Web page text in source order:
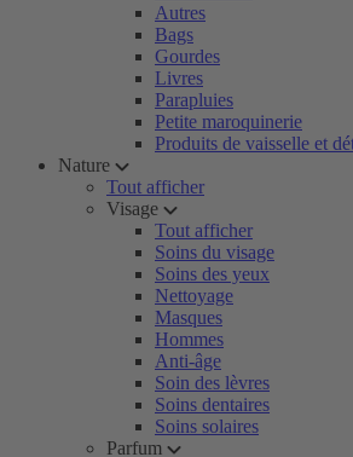
Autres
Bags
Gourdes
Livres
Parapluies
Petite maroquinerie
Produits de vaisselle et
Nature
Tout afficher
Visage
Tout afficher
Soins du visage
Soins des yeux
Nettoyage
Masques
Hommes
Anti-âge
Soin des lèvres
Soins dentaires
Soins solaires
Parfum